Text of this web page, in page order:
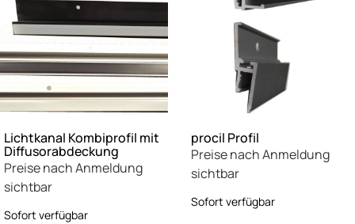
Lichtkanal Kombiprofil mit
Diffusorabdeckung
Preise nach Anmeldung
sichtbar
Sofort verfügbar
procil Profil
Preise nach Anmeldung
sichtbar
Sofort verfügbar